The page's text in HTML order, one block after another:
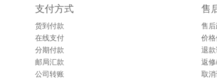
支付方式
货到付款
在线支付
分期付款
邮局汇款
公司转账
售
售
价
退款
返
取